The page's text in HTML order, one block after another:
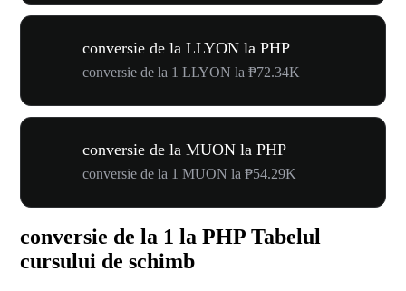
conversie de la LLYON la PHP
conversie de la 1 LLYON la ₱72.34K
conversie de la MUON la PHP
conversie de la 1 MUON la ₱54.29K
conversie de la 1 la PHP Tabelul
cursului de schimb